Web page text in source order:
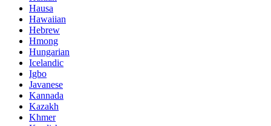
Hausa
Hawaiian
Hebrew
Hmong
Hungarian
Icelandic
Igbo
Javanese
Kannada
Kazakh
Khmer